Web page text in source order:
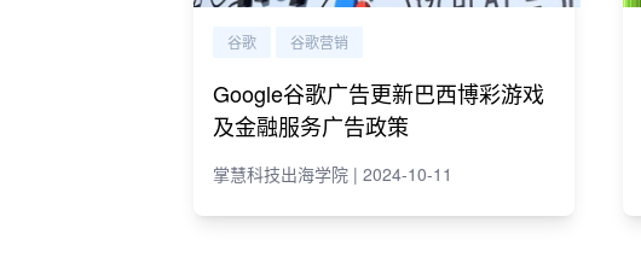
谷歌 谷歌营销
Google谷歌广告更新巴西博彩游戏
及金融服务广告政策
掌慧科技出海学院 | 2024-10-11